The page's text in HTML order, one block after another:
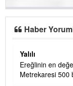
Haber
Yalılı
Ereğlinin en
Metrekaresi 500